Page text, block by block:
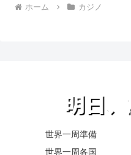
ホーム カジノ
世界一周準備
世界一周各国